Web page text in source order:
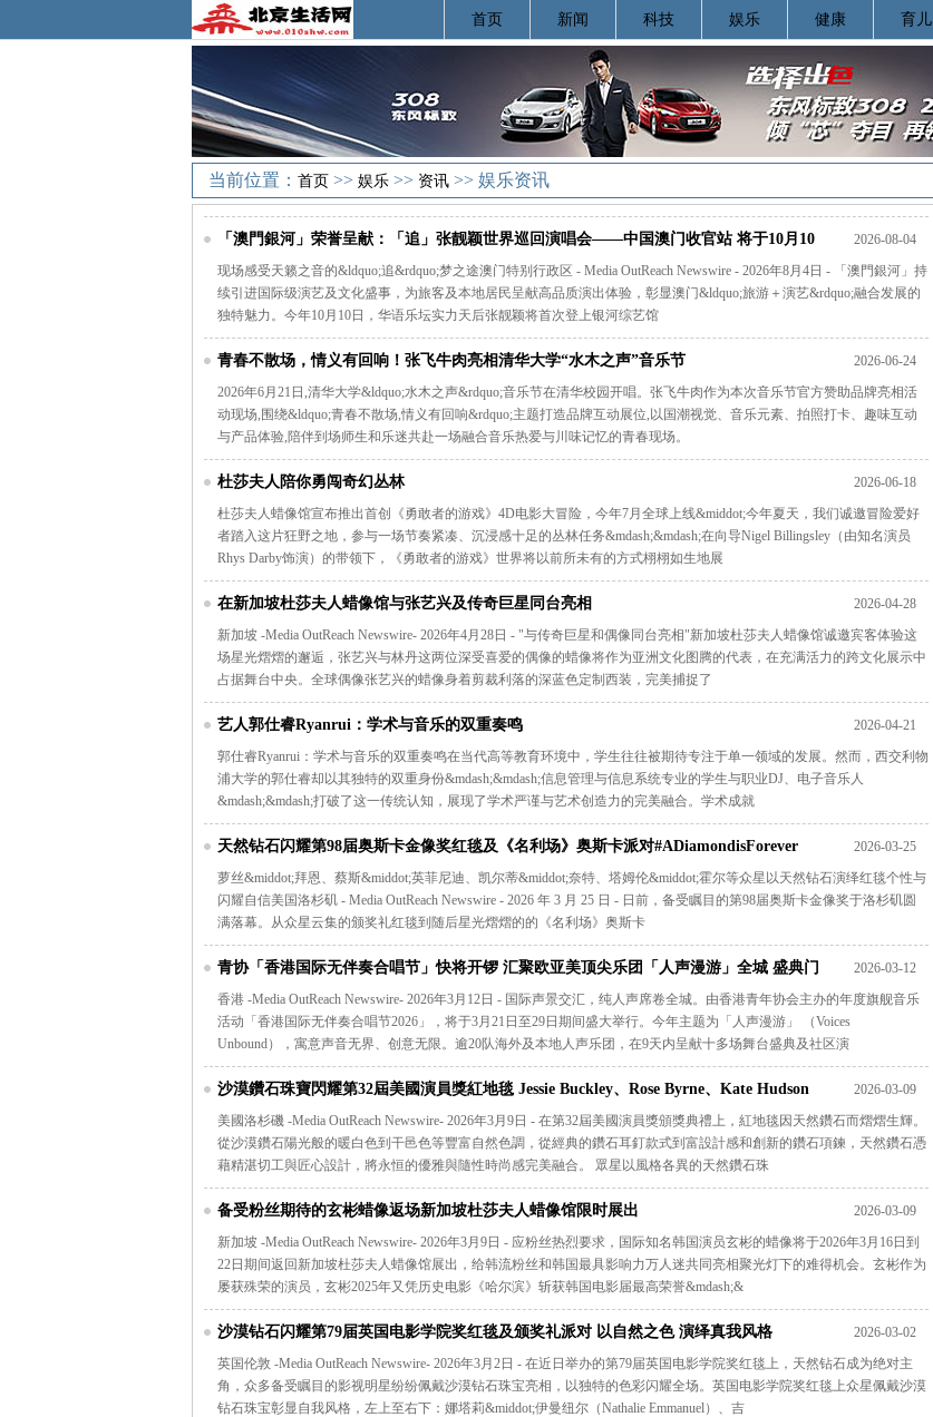
首页 新闻 科技 娱乐 健康 育儿
当前位置： 首页 >> 娱乐 >> 资讯 >> 娱乐资讯
2026-08-04
「澳門銀河」荣誉呈献：「追」张靓颖世界巡回演唱会——中国澳门收官站 将于10月10
日在银河综艺馆闪亮登场
现场感受天籁之音的&ldquo;追&rdquo;梦之途澳门特别行政区 - Media OutReach Newswire - 2026年8月4日 - 「澳門銀河」持
续引进国际级演艺及文化盛事，为旅客及本地居民呈献高品质演出体验，彰显澳门&ldquo;旅游＋演艺&rdquo;融合发展的
独特魅力。今年10月10日，华语乐坛实力天后张靓颖将首次登上银河综艺馆
2026-06-24
青春不散场，情义有回响！张飞牛肉亮相清华大学“水木之声”音乐节
2026年6月21日,清华大学&ldquo;水木之声&rdquo;音乐节在清华校园开唱。张飞牛肉作为本次音乐节官方赞助品牌亮相活
动现场,围绕&ldquo;青春不散场,情义有回响&rdquo;主题打造品牌互动展位,以国潮视觉、音乐元素、拍照打卡、趣味互动
与产品体验,陪伴到场师生和乐迷共赴一场融合音乐热爱与川味记忆的青春现场。
2026-06-18
杜莎夫人陪你勇闯奇幻丛林
杜莎夫人蜡像馆宣布推出首创《勇敢者的游戏》4D电影大冒险，今年7月全球上线&middot;今年夏天，我们诚邀冒险爱好
者踏入这片狂野之地，参与一场节奏紧凑、沉浸感十足的丛林任务&mdash;&mdash;在向导Nigel Billingsley（由知名演员
Rhys Darby饰演）的带领下，《勇敢者的游戏》世界将以前所未有的方式栩栩如生地展
2026-04-28
在新加坡杜莎夫人蜡像馆与张艺兴及传奇巨星同台亮相
新加坡 -Media OutReach Newswire- 2026年4月28日 - "与传奇巨星和偶像同台亮相"新加坡杜莎夫人蜡像馆诚邀宾客体验这
场星光熠熠的邂逅，张艺兴与林丹这两位深受喜爱的偶像的蜡像将作为亚洲文化图腾的代表，在充满活力的跨文化展示中
占据舞台中央。全球偶像张艺兴的蜡像身着剪裁利落的深蓝色定制西装，完美捕捉了
2026-04-21
艺人郭仕睿Ryanrui：学术与音乐的双重奏鸣
郭仕睿Ryanrui：学术与音乐的双重奏鸣在当代高等教育环境中，学生往往被期待专注于单一领域的发展。然而，西交利物
浦大学的郭仕睿却以其独特的双重身份&mdash;&mdash;信息管理与信息系统专业的学生与职业DJ、电子音乐人
&mdash;&mdash;打破了这一传统认知，展现了学术严谨与艺术创造力的完美融合。学术成就
2026-03-25
天然钻石闪耀第98届奥斯卡金像奖红毯及《名利场》奥斯卡派对#ADiamondisForever
萝丝&middot;拜恩、蔡斯&middot;英菲尼迪、凯尔蒂&middot;奈特、塔姆伦&middot;霍尔等众星以天然钻石演绎红毯个性与
闪耀自信美国洛杉矶 - Media OutReach Newswire - 2026 年 3 月 25 日 - 日前，备受瞩目的第98届奥斯卡金像奖于洛杉矶圆
满落幕。从众星云集的颁奖礼红毯到随后星光熠熠的的《名利场》奥斯卡
2026-03-12
青协「香港国际无伴奏合唱节」快将开锣 汇聚欧亚美顶尖乐团「人声漫游」全城 盛典门
票现正发售
香港 -Media OutReach Newswire- 2026年3月12日 - 国际声景交汇，纯人声席卷全城。由香港青年协会主办的年度旗舰音乐
活动「香港国际无伴奏合唱节2026」，将于3月21日至29日期间盛大举行。今年主题为「人声漫游」 （Voices
Unbound），寓意声音无界、创意无限。逾20队海外及本地人声乐团，在9天内呈献十多场舞台盛典及社区演
2026-03-09
沙漠鑽石珠寶閃耀第32屆美國演員獎紅地毯 Jessie Buckley、Rose Byrne、Kate Hudson
和 Michelle Williams等明星 以天然鑽石演繹個性與綻放自信光芒
美國洛杉磯 -Media OutReach Newswire- 2026年3月9日 - 在第32屆美國演員獎頒獎典禮上，紅地毯因天然鑽石而熠熠生輝。
從沙漠鑽石陽光般的暖白色到干邑色等豐富自然色調，從經典的鑽石耳釘款式到富設計感和創新的鑽石項鍊，天然鑽石憑
藉精湛切工與匠心設計，將永恒的優雅與隨性時尚感完美融合。 眾星以風格各異的天然鑽石珠
2026-03-09
备受粉丝期待的玄彬蜡像返场新加坡杜莎夫人蜡像馆限时展出
新加坡 -Media OutReach Newswire- 2026年3月9日 - 应粉丝热烈要求，国际知名韩国演员玄彬的蜡像将于2026年3月16日到
22日期间返回新加坡杜莎夫人蜡像馆展出，给韩流粉丝和韩国最具影响力万人迷共同亮相聚光灯下的难得机会。玄彬作为
屡获殊荣的演员，玄彬2025年又凭历史电影《哈尔滨》斩获韩国电影届最高荣誉&mdash;&
2026-03-02
沙漠钻石闪耀第79届英国电影学院奖红毯及颁奖礼派对 以自然之色 演绎真我风格
英国伦敦 -Media OutReach Newswire- 2026年3月2日 - 在近日举办的第79届英国电影学院奖红毯上，天然钻石成为绝对主
角，众多备受瞩目的影视明星纷纷佩戴沙漠钻石珠宝亮相，以独特的色彩闪耀全场。英国电影学院奖红毯上众星佩戴沙漠
钻石珠宝彰显自我风格，左上至右下：娜塔莉&middot;伊曼纽尔（Nathalie Emmanuel）、吉